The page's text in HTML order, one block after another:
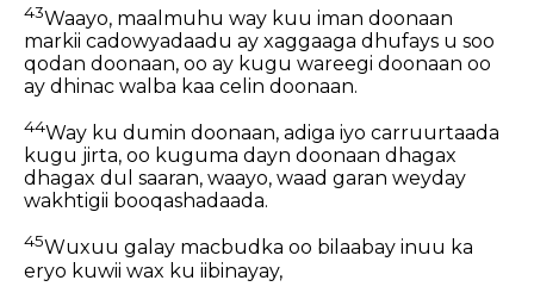
43Waayo, maalmuhu way kuu iman doonaan
markii cadowyadaadu ay xaggaaga dhufays u soo
qodan doonaan, oo ay kugu wareegi doonaan oo
ay dhinac walba kaa celin doonaan.
44Way ku dumin doonaan, adiga iyo carruurtaada
kugu jirta, oo kuguma dayn doonaan dhagax
dhagax dul saaran, waayo, waad garan weyday
wakhtigii booqashadaada.
45Wuxuu galay macbudka oo bilaabay inuu ka
eryo kuwii wax ku iibinayay,